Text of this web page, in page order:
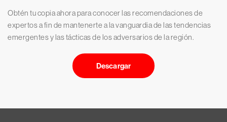
Obtén tu copia ahora para conocer las recomendaciones de
expertos a fin de mantenerte a la vanguardia de las tendencias
emergentes y las tácticas de los adversarios de la región.
Descargar